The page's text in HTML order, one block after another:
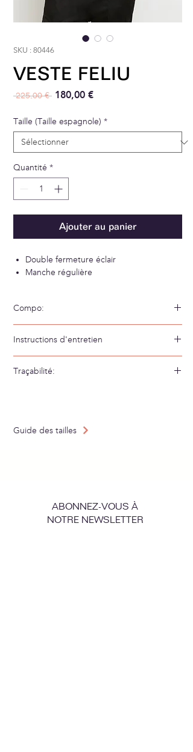
SKU : 80446
VESTE FELIU
225,00 € Prix original
180,00 €Prix promotionnel
Taille (Taille espagnole) *
Quantité *
Ajouter au panier
Double fermeture éclair
Manche régulière
Compo:
Instructions d'entretien
Traçabilité:
Guide des tailles
ABONNEZ-VOUS À
NOTRE NEWSLETTER